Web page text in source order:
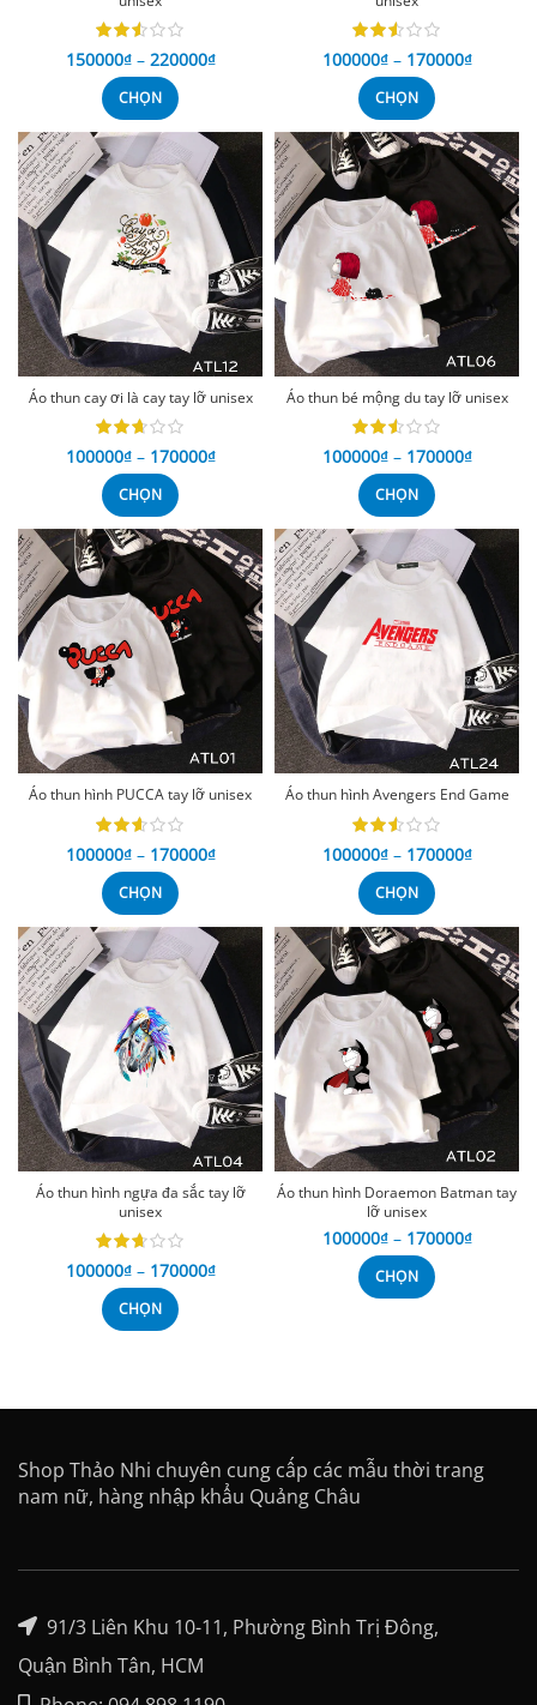
150000₫ – 220000₫
CHỌN
100000₫ – 170000₫
CHỌN
Áo thun cay ơi là cay tay lỡ unisex
100000₫ – 170000₫
CHỌN
Áo thun bé mộng du tay lỡ unisex
100000₫ – 170000₫
CHỌN
Áo thun hình PUCCA tay lỡ unisex
100000₫ – 170000₫
CHỌN
Áo thun hình Avengers End Game
100000₫ – 170000₫
CHỌN
Áo thun hình ngựa đa sắc tay lỡ
unisex
100000₫ – 170000₫
CHỌN
Áo thun hình Doraemon Batman tay
lỡ unisex
100000₫ – 170000₫
CHỌN
Shop Thảo Nhi chuyên cung cấp các mẫu thời trang
nam nữ, hàng nhập khẩu Quảng Châu
91/3 Liên Khu 10-11, Phường Bình Trị Đông,
Quận Bình Tân, HCM